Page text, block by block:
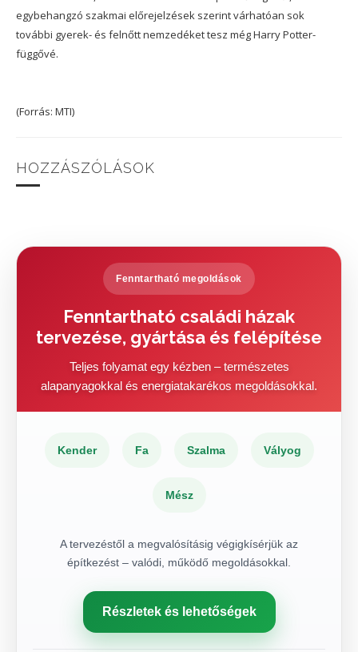
egybehangzó szakmai előrejelzések szerint várhatóan sok
további gyerek- és felnőtt nemzedéket tesz még Harry Potter-
függővé.
(Forrás: MTI)
HOZZÁSZÓLÁSOK
Fenntartható megoldások
Fenntartható családi házak
tervezése, gyártása és felépítése
Teljes folyamat egy kézben – természetes
alapanyagokkal és energiatakarékos megoldásokkal.
Kender Fa Szalma Vályog
Mész
A tervezéstől a megvalósításig végigkísérjük az
építkezést – valódi, működő megoldásokkal.
Részletek és lehetőségek